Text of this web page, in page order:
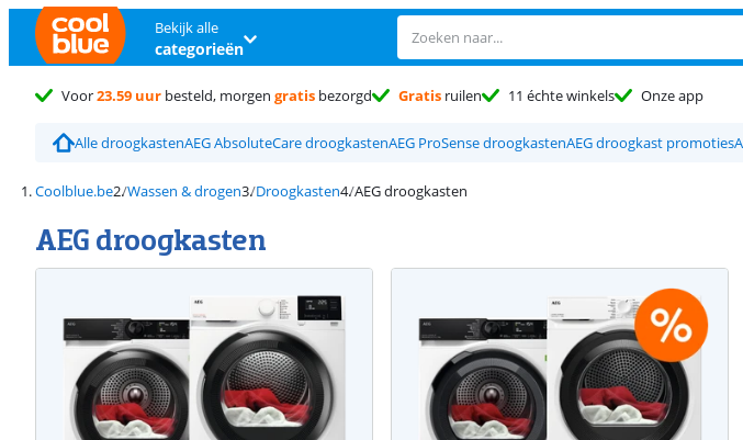
Bekijk alle
categorieën
Voor23.59 uur besteld, morgen gratis bezorgd Gratis ruilen 11 échte winkels Onze app
Alle droogkastenAEG AbsoluteCare droogkastenAEG ProSense droogkastenAEG droogkast promoties
Coolblue.be Wassen & drogen Droogkasten AEG droogkasten
AEG droogkasten